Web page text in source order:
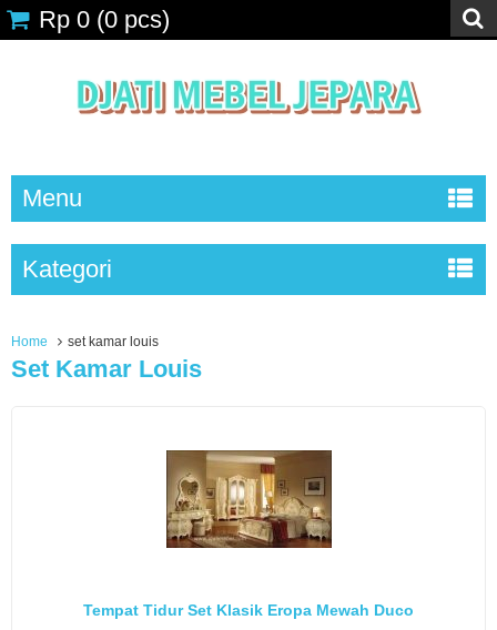
Rp 0 (0 pcs)
Menu
Kategori
Home set kamar louis
Set Kamar Louis
Tempat Tidur Set Klasik Eropa Mewah Duco